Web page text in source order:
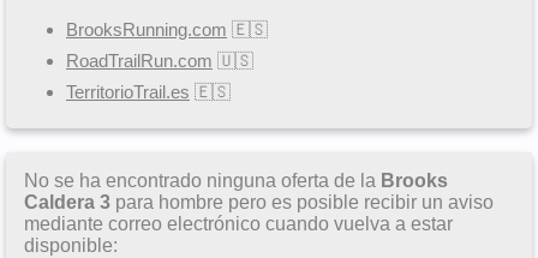
BrooksRunning.com 🇪🇸
RoadTrailRun.com 🇺🇸
TerritorioTrail.es 🇪🇸
No se ha encontrado ninguna oferta de la Brooks
Caldera 3 para hombre pero es posible recibir un aviso
mediante correo electrónico cuando vuelva a estar
disponible: